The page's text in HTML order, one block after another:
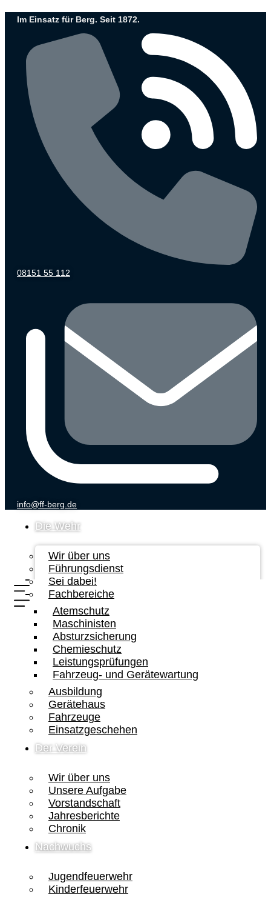
InhaltIm Einsatz für Berg. Seit 1872.
08151 55 112
info@ff-berg.de
Die Wehr
Wir über uns
Führungsdienst
Sei dabei!
Fachbereiche
Atemschutz
Maschinisten
Absturzsicherung
Chemieschutz
Leistungsprüfungen
Fahrzeug- und Gerätewartung
Ausbildung
Gerätehaus
Fahrzeuge
Einsatzgeschehen
Der Verein
Wir über uns
Unsere Aufgabe
Vorstandschaft
Jahresberichte
Chronik
Nachwuchs
Jugendfeuerwehr
Kinderfeuerwehr